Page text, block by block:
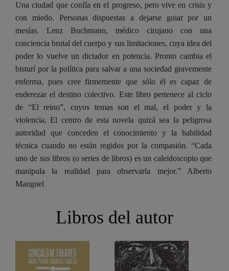
Una ciudad que confía en el progreso, pero vive en crisis y
con miedo. Personas dispuestas a dejarse guiar por un
mesías. Lenz Buchmann, médico cirujano con una
conciencia brutal del cuerpo y sus limitaciones, cuya idea del
poder lo vuelve un dictador en potencia. Pronto cambia el
bisturí por la política para salvar a una sociedad gravemente
enferma, pues cree firmemente que sólo él es capaz de
enderezar el destino colectivo. Este libro pertenece al ciclo
de “El reino”, cuyos temas son el mal, el poder y la
violencia. El centro de esta novela quizá sea la peligrosa
autoridad que conceden el conocimiento y la habilidad
técnica cuando no están regidos por la compasión. “Cada
uno de sus libros (o series de libros) es un caleidoscopio que
manipula la realidad para observarla mejor.” Alberto
Manguel
Libros del autor